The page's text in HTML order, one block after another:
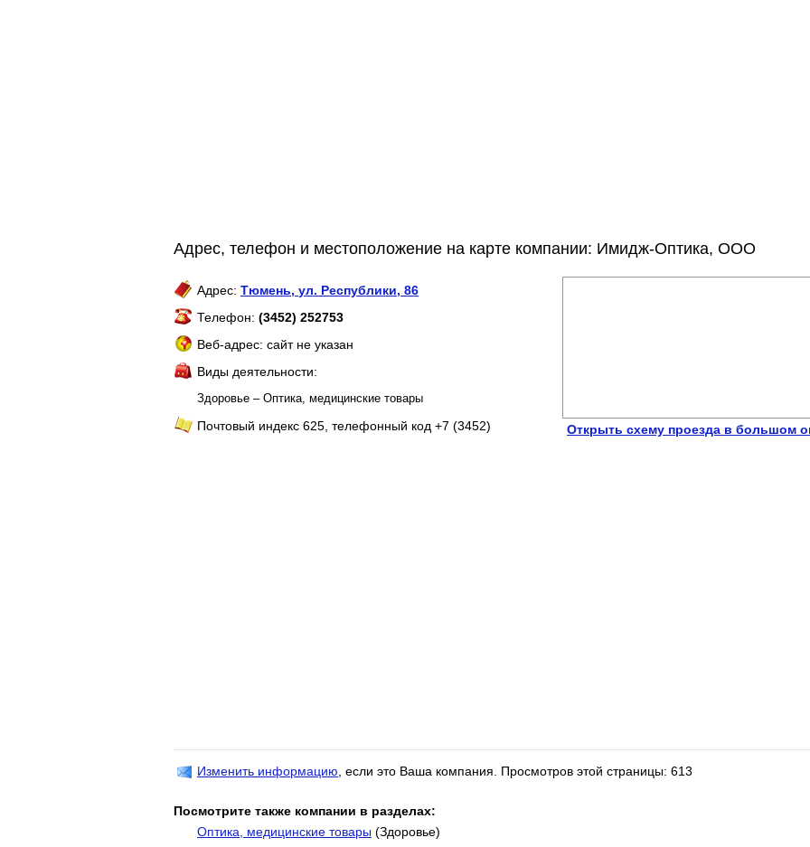
Адрес, телефон и местоположение на карте компании: Имидж-Оптика, ООО
Адрес: Тюмень, ул. Республики, 86
Телефон: (3452) 252753
Веб-адрес: сайт не указан
Виды деятельности:
Здоровье – Оптика, медицинские товары
Почтовый индекс 625, телефонный код +7 (3452) Открыть схему проезда в большом
Изменить информацию , если это Ваша компания. Просмотров этой страницы: 613
Посмотрите также компании в разделах:
Оптика, медицинские товары (Здоровье)